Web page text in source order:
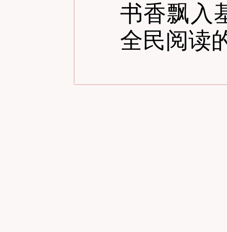
书香飘入
全民阅读